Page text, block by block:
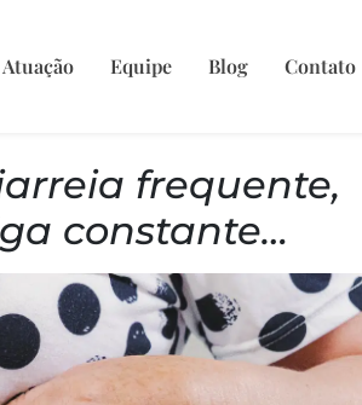
Equipe Blog Contato
frequente,
constante…